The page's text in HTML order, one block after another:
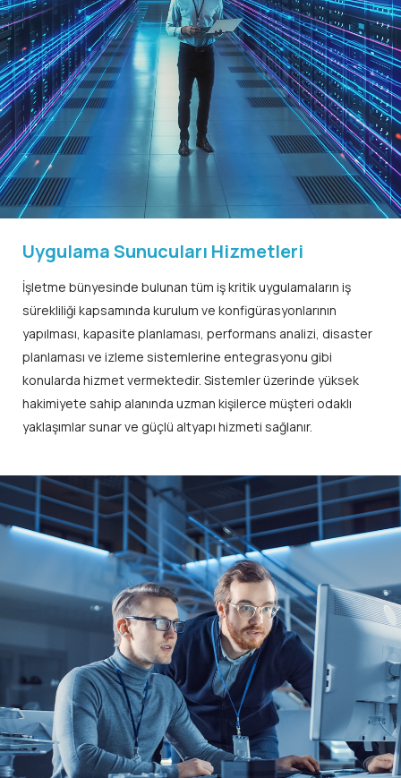
Uygulama Sunucuları Hizmetleri
İşletme bünyesinde bulunan tüm iş kritik uygulamaların iş
sürekliliği kapsamında kurulum ve konfigürasyonlarının
yapılması, kapasite planlaması, performans analizi, disaster
planlaması ve izleme sistemlerine entegrasyonu gibi
konularda hizmet vermektedir. Sistemler üzerinde yüksek
hakimiyete sahip alanında uzman kişilerce müşteri odaklı
yaklaşımlar sunar ve güçlü altyapı hizmeti sağlanır.